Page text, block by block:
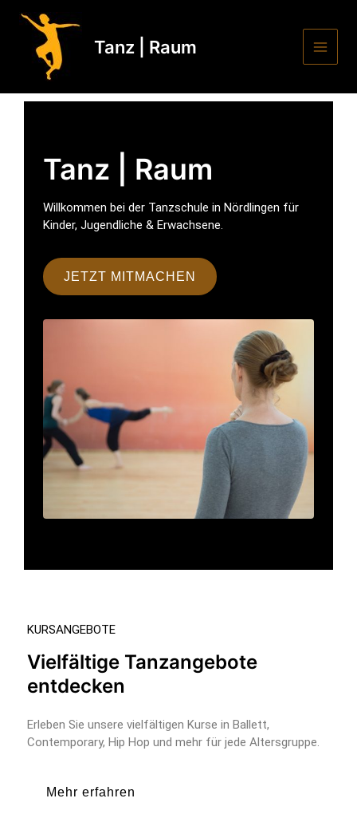
springen
Tanz | Raum
Tanz | Raum
Willkommen bei der Tanzschule in Nördlingen für
Kinder, Jugendliche & Erwachsene.
JETZT MITMACHEN
KURSANGEBOTE
Vielfältige Tanzangebote
entdecken
Erleben Sie unsere vielfältigen Kurse in Ballett,
Contemporary, Hip Hop und mehr für jede Altersgruppe.
Mehr erfahren